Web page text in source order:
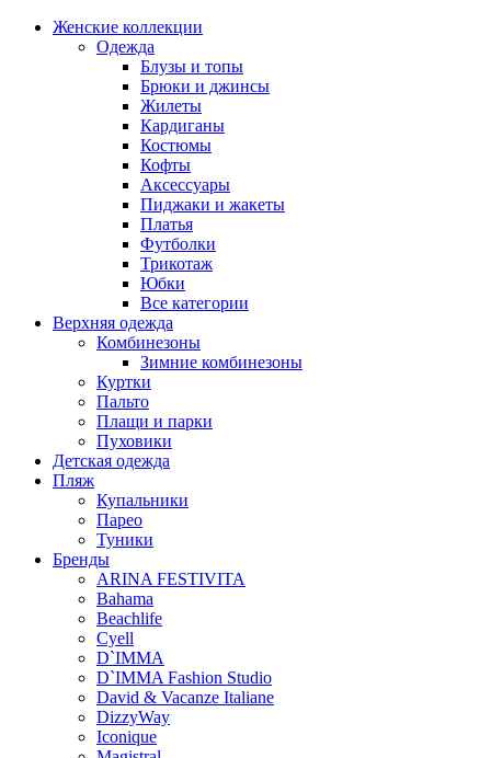
Женские коллекции
Одежда
Блузы и топы
Брюки и джинсы
Жилеты
Кардиганы
Костюмы
Кофты
Аксессуары
Пиджаки и жакеты
Платья
Футболки
Трикотаж
Юбки
Все категории
Верхняя одежда
Комбинезоны
Зимние комбинезоны
Куртки
Пальто
Плащи и парки
Пуховики
Детская одежда
Пляж
Купальники
Парео
Туники
Бренды
ARINA FESTIVITA
Bahama
Beachlife
Cyell
D`IMMA
D`IMMA Fashion Studio
David & Vacanze Italiane
DizzyWay
Iconique